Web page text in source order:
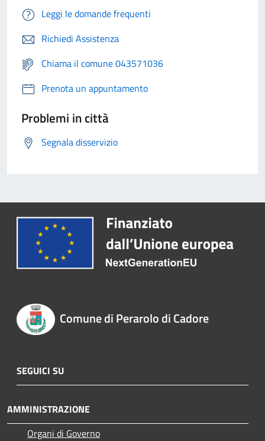
Leggi le domande frequenti
Richiedi Assistenza
Chiama il comune 043571036
Prenota un appuntamento
Problemi in città
Segnala disservizio
Comune di Perarolo di Cadore
SEGUICI SU
AMMINISTRAZIONE
Organi di Governo